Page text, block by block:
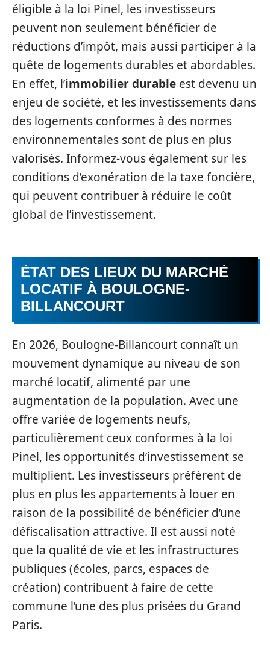
éligible à la loi Pinel, les investisseurs
peuvent non seulement bénéficier de
réductions d’impôt, mais aussi participer à la
quête de logements durables et abordables.
En effet, l’immobilier durable est devenu un
enjeu de société, et les investissements dans
des logements conformes à des normes
environnementales sont de plus en plus
valorisés. Informez-vous également sur les
conditions d’exonération de la taxe foncière,
qui peuvent contribuer à réduire le coût
global de l’investissement.
ÉTAT DES LIEUX DU MARCHÉ
LOCATIF À BOULOGNE-
BILLANCOURT
En 2026, Boulogne-Billancourt connaît un
mouvement dynamique au niveau de son
marché locatif, alimenté par une
augmentation de la population. Avec une
offre variée de logements neufs,
particulièrement ceux conformes à la loi
Pinel, les opportunités d’investissement se
multiplient. Les investisseurs préfèrent de
plus en plus les appartements à louer en
raison de la possibilité de bénéficier d’une
défiscalisation attractive. Il est aussi noté
que la qualité de vie et les infrastructures
publiques (écoles, parcs, espaces de
création) contribuent à faire de cette
commune l’une des plus prisées du Grand
Paris.